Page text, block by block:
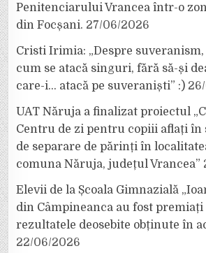
Penitenciarului Vrancea într-o
din Focșani. 27/06/2026
Cristi Irimia: „Despre
cum se atacă singuri, fără să-și
care-i… atacă pe suveraniști” :)
UAT Năruja a finalizat proiectul
Centru de zi pentru copiii aflați în
de separare de părinți în
comuna Năruja, județul Vrancea”
Elevii de la Școala Gimnazială
din Câmpineanca au fost
rezultatele deosebite obținute în
22/06/2026